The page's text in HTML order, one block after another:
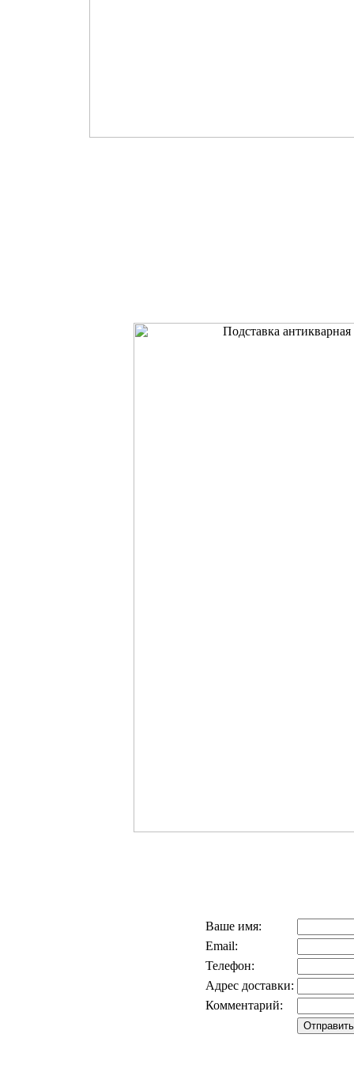
Ваше имя:
Email:
Телефон:
Адрес доставки:
Комментарий: